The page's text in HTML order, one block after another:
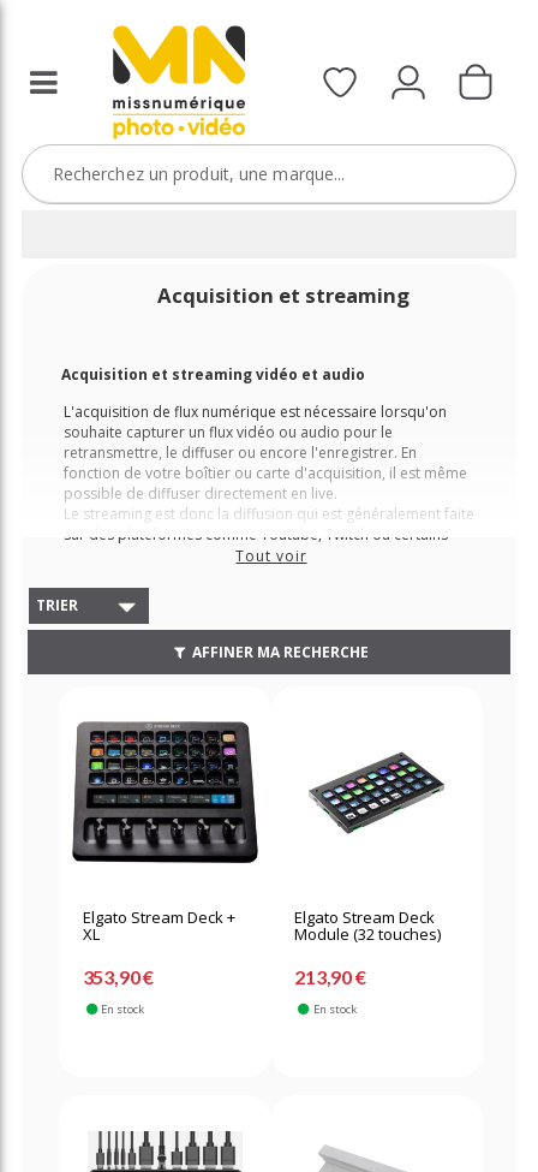
Acquisition et streaming
Tout voir
Acquisition et streaming vidéo et audio
L'acquisition de flux numérique est nécessaire lorsqu'on
souhaite capturer un flux vidéo ou audio pour le
retransmettre, le diffuser ou encore l'enregistrer. En
fonction de votre boîtier ou carte d'acquisition, il est même
possible de diffuser directement en live.
Le streaming est donc la diffusion qui est généralement faite
sur des plateformes comme Youtube, Twitch ou certains
vidéo ainsi que nos encodeurs dédiés à la diffusion et au
streaming.
TRIER
AFFINER MA RECHERCHE
Elgato Stream Deck +
XL
353,90 €
En stock
Elgato Stream Deck
Module (32 touches)
213,90 €
En stock